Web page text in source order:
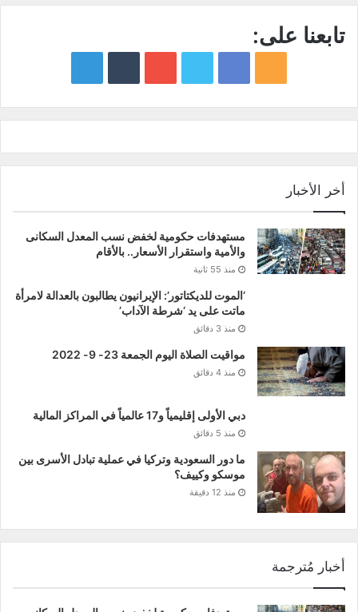
تابعنا على:
أخر الأخبار
مستهدفات حكومية لخفض نسب المعدل السكانى
والأمية واستقرار الأسعار.. بالأقام
منذ 55 ثانية
‘الموت للديكتاتور’: الإيرانيون يطالبون بالعدالة لامرأة
ماتت على يد ‘شرطة الآداب’
منذ 3 دقائق
مواقيت الصلاة اليوم الجمعة 23- 9- 2022
منذ 4 دقائق
دبي الأولى إقليمياً و17 عالمياً في المراكز المالية
منذ 5 دقائق
ما دور السعودية وتركيا في عملية تبادل الأسرى بين
موسكو وكييف؟
منذ 12 دقيقة
أخبار مُترجمة